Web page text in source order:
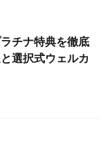
チナ特典を徹底
選択式ウェルカ